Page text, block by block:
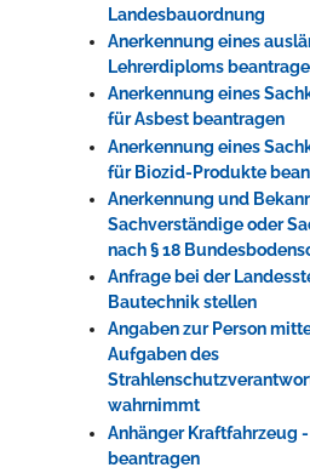
Landesbauordnung
Anerkennung eines
Lehrerdiploms
Anerkennung eines
für Asbest beantragen
Anerkennung eines
für Biozid-Produkte
Anerkennung und
Sachverständige oder
nach § 18
Anfrage bei der
Bautechnik stellen
Angaben zur Person
Aufgaben des
wahrnimmt
Anhänger Kraftfahrzeug
beantragen